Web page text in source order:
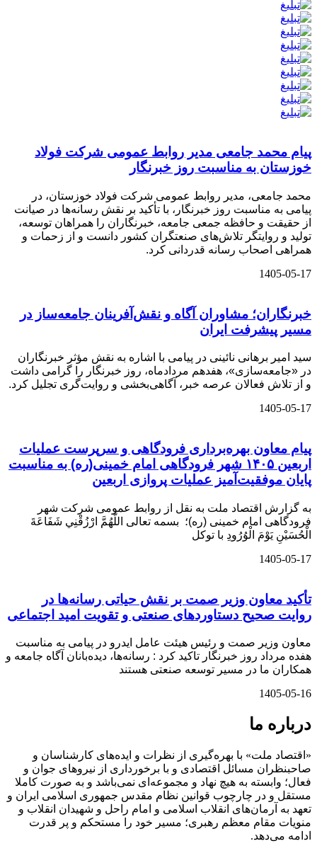
پیام محمد جامعی مدیر روابط عمومی شرکت فولاد
خوزستان به مناسبت روز خبرنگار
محمد جامعی، مدیر روابط عمومی شرکت فولاد خوزستان، در
پیامی به مناسبت روز خبرنگار، با تأکید بر نقش رسانه‌ها در صیانت
از حقیقت و حافظه جمعی جامعه، خبرنگاران را همراهان توسعه،
تولید و روایتگر تلاش‌های صنعتگران کشور دانست و از زحمات و
همراهی اصحاب رسانه قدردانی کرد.
1405-05-17
خبرنگاران؛ مشاوران آگاه و نقش‌آفرینان جامعه‌ساز در
مسیر پیشرفت ایران
سید امیر برهانی نائینی در پیامی با اشاره به نقش مؤثر خبرنگاران
در «جامعه‌سازی»، هفدهم مردادماه، روز خبرنگار را گرامی داشت
و از تلاش فعالان عرصه خبر، آگاهی‌بخشی و روایت‌گری تجلیل کرد.
1405-05-17
️پیام معاون بهره‌برداری فرودگاهی و سرپرست عملیات
اربعین ۱۴۰۵ شهر فرودگاهی امام خمینی(ره) به مناسبت
پایان موفقیت‌آمیز عملیات پروازی اربعین
به گزارش اقتصاد ملت به نقل از روابط عمومی شرکت شهر
فرودگاهی امام خمینی (ره)؛ بسمه تعالی اللَّهُمَّ ارْزُقْنِي شَفَاعَةَ
الْحُسَيْنِ يَوْمَ الْوُرُودِ با توکل
1405-05-17
تأکید معاون وزیر صمت بر نقش حیاتی رسانه‌ها در
روایت صحیح دستاوردهای صنعتی و تقویت امید اجتماعی
معاون وزیر صمت و رئیس هیئت عامل ایدرو در پیامی به مناسبت
هفده مرداد روز خبرنگار تاکید کرد : رسانه‌ها، دیده‌بانان آگاه جامعه و
همکاران ما در مسیر توسعه صنعتی هستند
1405-05-16
درباره ما
«اقتصاد ملت» با بهره‌گیری از نظرات و ایده‌های کارشناسان و
صاحبنظران مسائل اقتصادی و با برخورداری از نیروهای جوان و
فعال؛ وابسته به هیچ نهاد و مجموعه‌ای نمی‌‌باشد و به صورت کاملا
مستقل و در چارچوب قوانین نظام مقدس جمهوری اسلامی ایران و
تعهد به آرمان‌های انقلاب اسلامی و امام راحل و شهیدان انقلاب و
منویات مقام معظم رهبری؛ مسیر خود را مستحکم و پر قدرت
ادامه می‌دهد.